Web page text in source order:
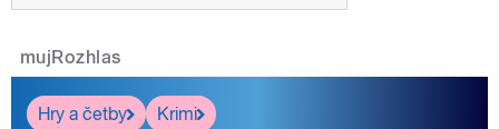
mujRozhlas
Hry a četby
Krimi